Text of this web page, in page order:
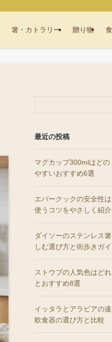
箸・カトラリー 贈り物
最近の投稿
マグカップ300mlはど
やすいおすすめ6選
エバークックの安全性
使うコツをやさしく紹介
ダイソーのステンレス
しむ選び方と街歩きガイ
ストウブの人気色はど
とおすすめ8選
イッタラとアラビアの
欧食器の選び方と比較